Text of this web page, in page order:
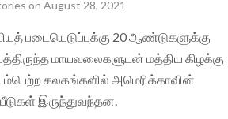
on August 28, 2021
படையெடுப்புக்கு 20 ஆண்டுகளுக்கு
மாயவலைகளுடன் மத்திய கிழக்கு
கலகங்களில் அமெரிக்காவின்
இருந்துவந்தன.